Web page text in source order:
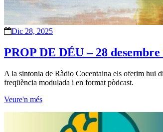
Dic 28, 2025
PROP DE DÉU – 28 desembre
A la sintonia de Ràdio Cocentaina els oferim hui
freqüència modulada i en format pòdcast.
Veure'n més